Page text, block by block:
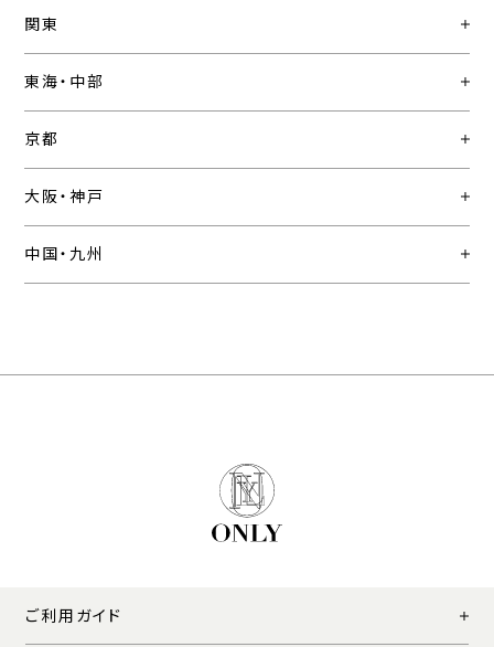
関東
東海・中部
京都
大阪・神戸
中国・九州
ご利用ガイド